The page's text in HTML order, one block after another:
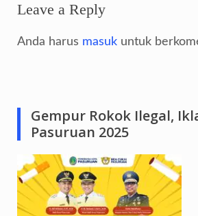
Leave a Reply
Anda harus masuk untuk
Gempur Rokok Ilegal,
Pasuruan 2025